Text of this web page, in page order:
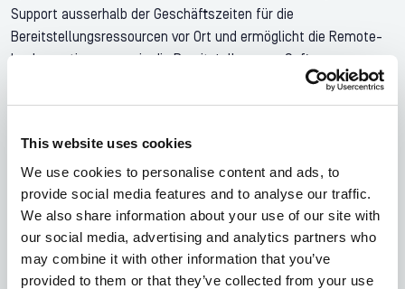
This website uses cookies
We use cookies to personalise content and ads, to
provide social media features and to analyse our traffic.
We also share information about your use of our site with
our social media, advertising and analytics partners who
may combine it with other information that you’ve
provided to them or that they’ve collected from your use
Support ausserhalb der Geschäftszeiten für die
Bereitstellungsressourcen vor Ort und ermöglicht die Remote-
Upgrades. Wir von Connect44 wissen, wie wichtig es ist,
unseren Kund:innen rund um die Uhr Support zu bieten. Dank
aussergewöhnlicher Effizienz gewährleisten.
Kontaktiere uns noch heute, um mehr über
unseren Netzwerkbetrieb und unsere
Supportleistungen zu erfahren.